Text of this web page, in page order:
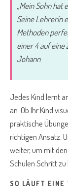
„Mein Sohn
Seine Lehrerin
Methoden
einer 4 auf eine
Johann
Jedes Kind lernt
an. Ob Ihr Kind
praktische
richtigen Ansatz.
weiter, um mit
Schulen Schritt zu
SO LÄUFT EINE